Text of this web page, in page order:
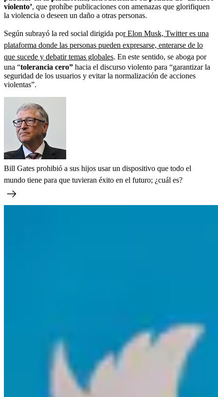
violento’, que prohíbe publicaciones con amenazas que glorifiquen
la violencia o deseen un daño a otras personas.
Según subrayó la red social dirigida porElon Musk, Twitter es una
plataforma donde las personas pueden expresarse, enterarse de lo
que sucede y debatir temas globales. En este sentido, se aboga por
una “tolerancia cero” hacia el discurso violento para “garantizar la
seguridad de los usuarios y evitar la normalización de acciones
violentas”.
Bill Gates prohibió a sus hijos usar un dispositivo que todo el
mundo tiene para que tuvieran éxito en el futuro; ¿cuál es?